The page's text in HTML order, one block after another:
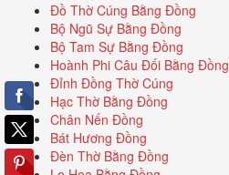
Đồ Thờ Cúng Bằng Đồng
Bộ Ngũ Sự Bằng Đồng
Bộ Tam Sự Bằng Đồng
Hoành Phi Câu Đối Bằng Đồng
Đỉnh Đồng Thờ Cúng
Hạc Thờ Bằng Đồng
Chân Nến Đồng
Bát Hương Đồng
Đèn Thờ Bằng Đồng